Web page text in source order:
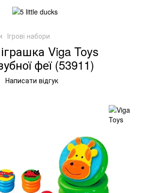
Ігрові набори
Viga Toys
феї (53911)
Написати відгук